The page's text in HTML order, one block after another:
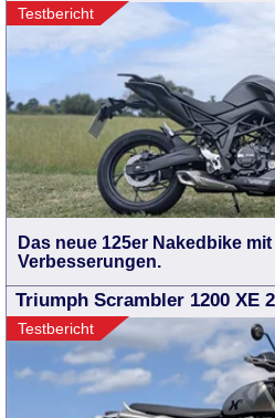
Testbericht
Das neue 125er Nakedbike
Verbesserungen.
Triumph Scrambler 1200 XE
Testbericht